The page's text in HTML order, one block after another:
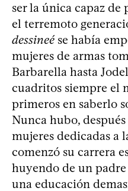
ser la única capaz de
el terremoto
dessineése había
mujeres de armas
Barbarella hasta
cuadritos siempre el
primeros en saberlo
Nunca hubo,
mujeres dedicadas a
comenzó su carrera
huyendo de un
una educación